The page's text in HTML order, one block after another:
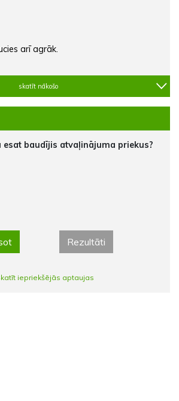
arī agrāk.
skatīt nākošo
esat baudījis atvaļinājuma priekus?
Rezultāti
iepriekšējās aptaujas